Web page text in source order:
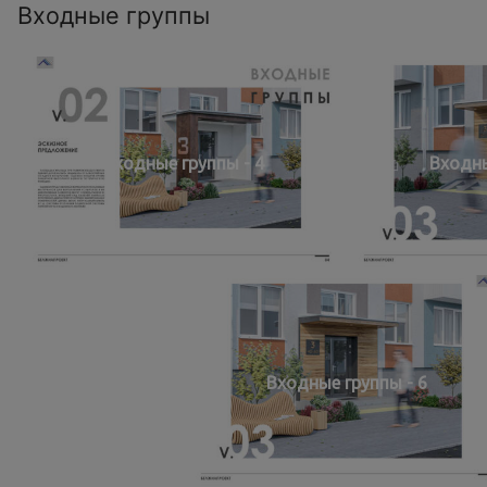
Входные группы
Входные группы - 4
Входные группы - 6